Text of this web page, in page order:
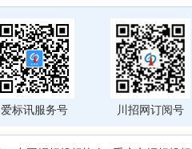
爱标讯服务号 川招网订阅号